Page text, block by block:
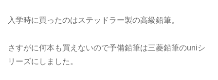
入学時に買ったのはステッドラー製の高級鉛筆。
さすがに何本も買えないので予備鉛筆は三菱鉛筆のuniシ
リーズにしました。